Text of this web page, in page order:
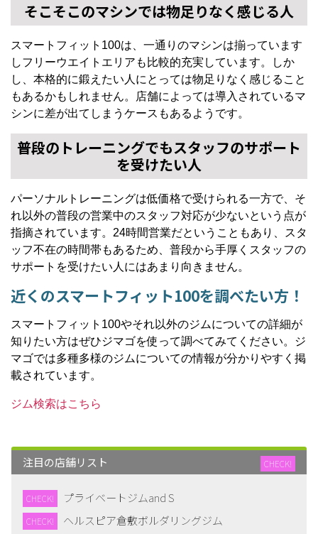
そこそこのマシンでは物足りなく感じる人
スマートフィット100は、一通りのマシンは揃っています
しフリーウエイトエリアも比較的充実しています。しか
し、本格的に鍛えたい人にとっては物足りなく感じること
もあるかもしれません。店舗によっては導入されているマ
シンに差が出てしまうケースもあるようです。
普段のトレーニングでもスタッフのサポート
を受けたい人
パーソナルトレーニングは低価格で受けられる一方で、そ
れ以外の普段の営業中のスタッフ対応が少ないという点が
指摘されています。24時間営業だということもあり、スタ
ッフ不在の時間帯もあるため、普段から手厚くスタッフの
サポートを受けたい人にはあまり向きません。
近くのスマートフィット100を調べたい方！
スマートフィット100やそれ以外のジムについての詳細が
知りたい方はぜひジマゴを使って調べてみてください。ジ
マゴでは多種多様のジムについての情報が分かりやすく掲
載されています。
ジム検索はこちら
注目の店舗リスト CHECK!
CHECK! プライベートジムand S
CHECK! ヘルスピア倉敷ボルダリングジム